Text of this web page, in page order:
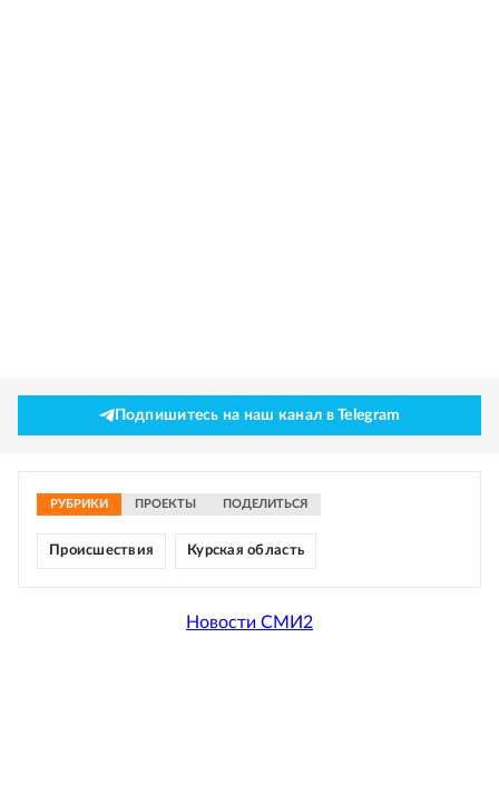
Подпишитесь на наш канал в Telegram
РУБРИКИ ПРОЕКТЫ ПОДЕЛИТЬСЯ
Происшествия Курская область
Новости СМИ2